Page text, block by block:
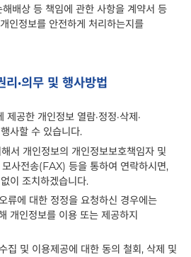
배상 등 책임에 관한 사항을 계약서 등
인정보를 안전하게 처리하는지를
·의무 및 행사방법
공한 개인정보 열람·정정·삭제·
사할 수 있습니다.
서 개인정보의 개인정보보호책임자 및
사전송(FAX) 등을 통하여 연락하시면,
이 조치하겠습니다.
류에 대한 정정을 요청하신 경우에는
개인정보를 이용 또는 제공하지
집 및 이용제공에 대한 동의 철회, 삭제 및